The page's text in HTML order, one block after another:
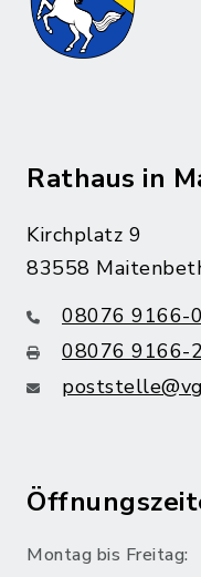
Rathaus in
Kirchplatz 9
83558
08076 9166-0
08076 9166-
Montag bis Freitag: